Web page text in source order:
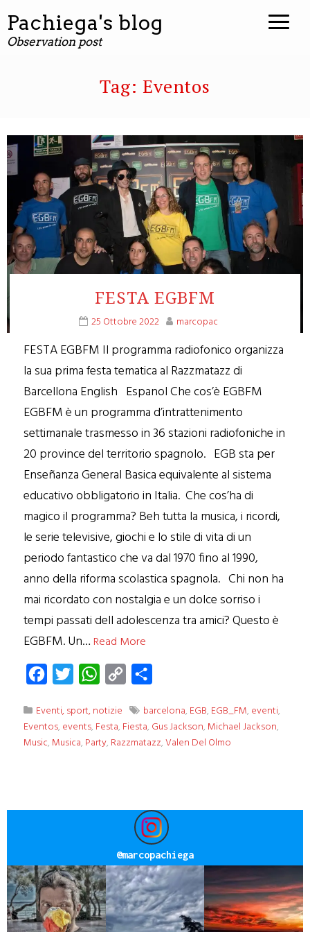
contenuto
Pachiega's blog
Observation post
Tag: Eventos
FESTA EGBFM
25 Ottobre 2022 marcopac
FESTA EGBFM Il programma radiofonico organizza
la sua prima festa tematica al Razzmatazz di
Barcellona English Espanol Che cos’è EGBFM
EGBFM è un programma d’intrattenimento
settimanale trasmesso in 36 stazioni radiofoniche in
20 province del territorio spagnolo. EGB sta per
Enseñanza General Basica equivalente al sistema
educativo obbligatorio in Italia. Che cos’ha di
magico il programma? Beh tutta la musica, i ricordi,
le serie televisive, giochi e lo stile di vita di un
periodo fantastico che va dal 1970 fino al 1990,
anno della riforma scolastica spagnola. Chi non ha
mai ricordato con nostalgia e un dolce sorriso i
tempi passati dell adolescenza tra amici? Questo è
EGBFM. Un… Read More
Facebook
Twitter WhatsApp
Copy
Eventi, sport, notizie barcelona, EGB, EGB_FM, eventi,
Eventos, events, Festa, Fiesta, Gus Jackson, Michael Jackson,
Music, Musica, Party, Razzmatazz,Valen Del Olmo
@marcopachiega